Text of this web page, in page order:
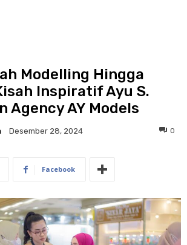
Modelling Hingga
Inspiratif Ayu S.
Agency AY Models
Desember 28, 2024 0
Facebook